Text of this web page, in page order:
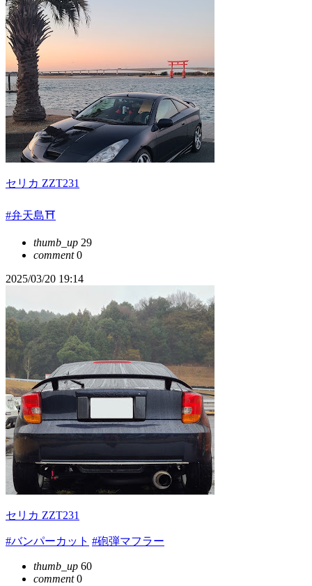
セリカ ZZT231
#弁天島⛩️
thumb_up 29
comment0
2025/03/20 19:14
セリカ ZZT231
#バンパーカット #砲弾マフラー
thumb_up 60
comment0